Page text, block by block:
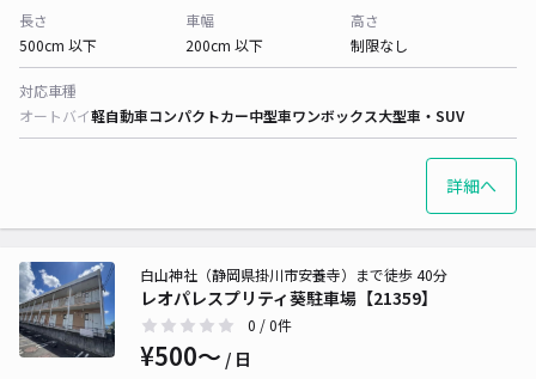
長さ
500cm 以下
車幅
200cm 以下
高さ
制限なし
対応車種
オートバイ軽自動車コンパクトカー中型車ワンボックス大型車・SUV
詳細へ
レオパレスプリティ葵駐車場【21359】
白山神社（静岡県掛川市安養寺）まで徒歩 40分
0 / 0件
¥500〜 / 日